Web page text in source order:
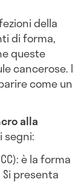
della
di forma,
queste
cancerose. I
come un
alla
segni:
è la forma
presenta